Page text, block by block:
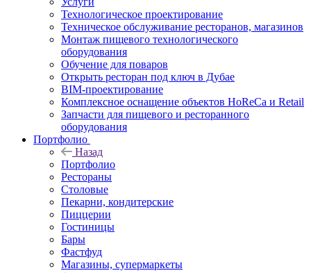
Технологическое проектирование
Техническое обслуживание ресторанов, магазинов
Монтаж пищевого технологического
оборудования
Обучение для поваров
Открыть ресторан под ключ в Дубае
BIM-проектирование
Комплексное оснащение объектов HoReCa и Retail
Запчасти для пищевого и ресторанного
оборудования
Портфолио
Назад
Портфолио
Рестораны
Столовые
Пекарни, кондитерские
Пиццерии
Гостиницы
Бары
Фастфуд
Магазины, супермаркеты